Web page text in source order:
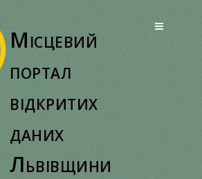
Місцевий
портал
відкритих
даних
Львівщини